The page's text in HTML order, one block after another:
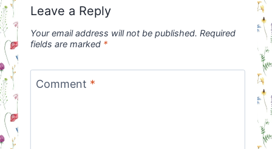
Leave a Reply
Your email address will not be published. Required
fields are marked *
Comment *